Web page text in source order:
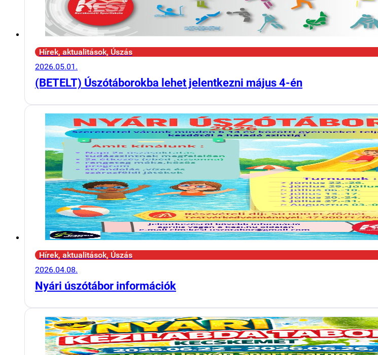
Hírek, aktualitások, Úszás
2026.05.01.
(BETELT) Úszótáborokba lehet jelentkezni május 4-én
Hírek, aktualitások, Úszás
2026.04.08.
Nyári úszótábor információk